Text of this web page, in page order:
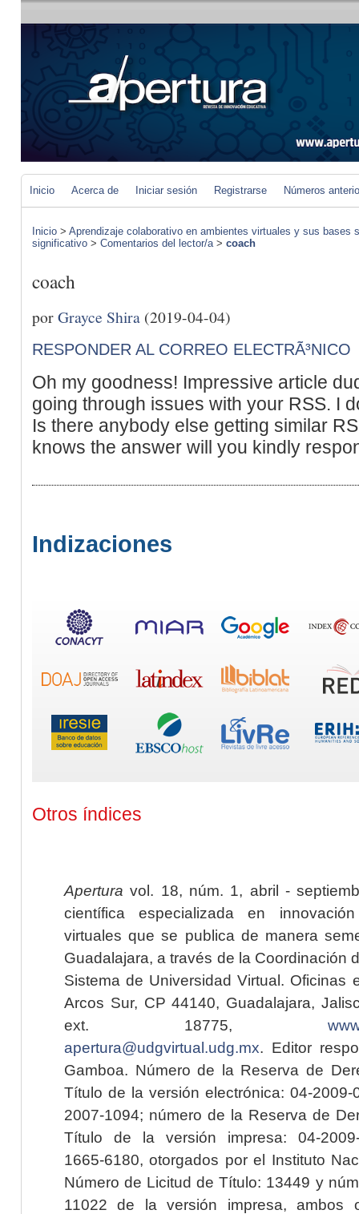
Inicio Acerca de Iniciar sesión Registrarse Números
Inicio > Aprendizaje colaborativo en ambientes virtuales y sus
significativo > Comentarios del lector/a> coach
coach
porGrayce Shira (2019-04-04)
RESPONDER AL CORREO ELECTRÃ³NICO
Oh my goodness! Impressive article
going through issues with your RSS. I
Is there anybody else getting similar
knows the answer will you kindly
Indizaciones
Otros índices
Apertura vol. 18, núm. 1, abril -
científica especializada en
virtuales que se publica de manera
Guadalajara, a través de la Coordinación
Sistema de Universidad Virtual. Oficinas
Arcos Sur, CP 44140, Guadalajara,
ext. 18775,
apertura@udgvirtual.udg.mx. Editor
Gamboa. Número de la Reserva de
Título de la versión electrónica: 04-2009-
2007-1094; número de la Reserva de
Título de la versión impresa: 04-2009-
1665-6180, otorgados por el Instituto
Número de Licitud de Título: 13449 y
11022 de la versión impresa, ambos